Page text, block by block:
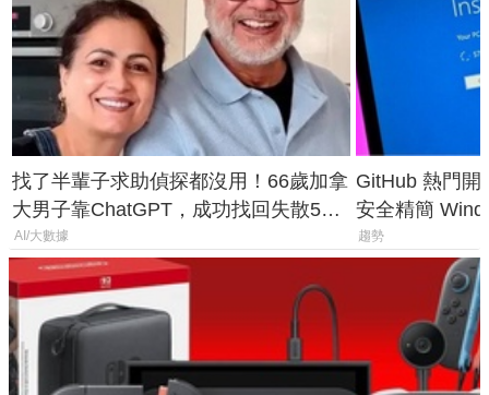
找了半輩子求助偵探都沒用！66歲加拿
大男子靠ChatGPT，成功找回失散50
年家人
AI/大數據
GitHub 熱門開
安全精簡
後台追蹤
趨勢